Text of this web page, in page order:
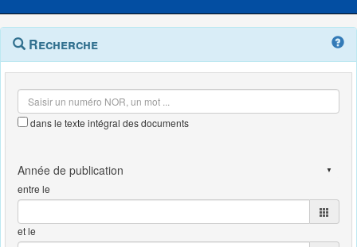
Navigation
outils
Menu
contextuel
Recherche
dans le texte intégral des documents
entre le
et le